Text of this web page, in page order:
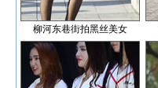
柳河东巷街拍黑丝美女